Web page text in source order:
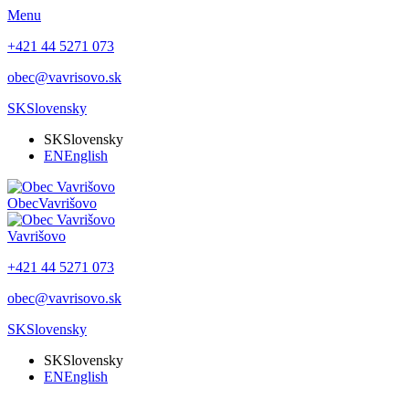
Menu
+421 44 5271 073
obec@vavrisovo.sk
SKSlovensky
SKSlovensky
ENEnglish
ObecVavrišovo
Vavrišovo
+421 44 5271 073
obec@vavrisovo.sk
SKSlovensky
SKSlovensky
ENEnglish